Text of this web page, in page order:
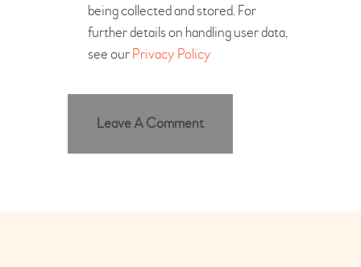
being collected and stored. For
further details on handling user data,
see ourPrivacy Policy